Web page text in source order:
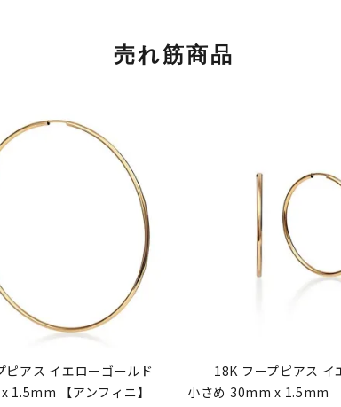
売れ筋商品
ピアス イエローゴールド
1.5mm 【アンフィニ】
18K フープピアス イ
小さめ 30mm x 1.5mm